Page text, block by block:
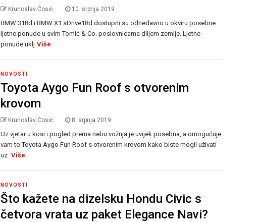
Krunoslav Ćosić 10. srpnja 2019.
BMW 318d i BMW X1 sDrive18d dostupni su odnedavno u okviru posebne
ljetne ponude u svim Tomić & Co. poslovnicama diljem zemlje. Ljetne
ponude uklj Više
NOVOSTI
Toyota Aygo Fun Roof s otvorenim
krovom
Krunoslav Ćosić 8. srpnja 2019.
Uz vjetar u kosi i pogled prema nebu vožnja je uvijek posebna, a omogućuje
vam to Toyota Aygo Fun Roof s otvorenim krovom kako biste mogli uživati
uz Više
NOVOSTI
Što kažete na dizelsku Hondu Civic s
četvora vrata uz paket Elegance Navi?